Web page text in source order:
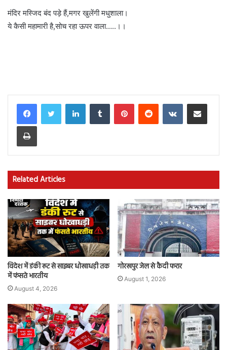
मंदिर मस्जिद बंद पड़े हैं,मगर खुलेंगी मधुशाला।
ये कैसी महामारी है,सोच रहा ऊपर वाला…..।।
LinkedInTumblr PinterestReddit VKontakteShare via Email
Print
Related Articles
विदेश में डंकी रूट से साइबर धोखाधड़ी तक
में फंसते भारतीय
August 4, 2026
गोरखपुर जेल से कैदी फरार
August 1, 2026